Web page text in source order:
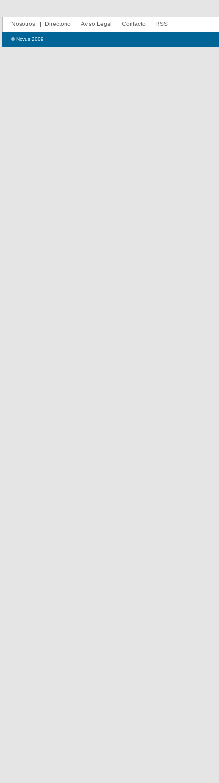
Nosotros Directorio Aviso Legal Contacto RSS
© Novus 2009